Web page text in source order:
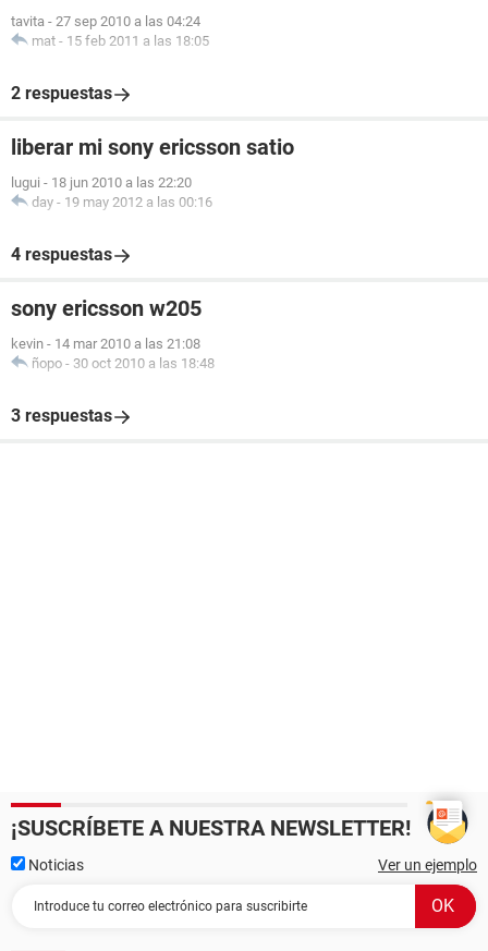
tavita - 27 sep 2010 a las 04:24
mat - 15 feb 2011 a las 18:05
2 respuestas
liberar mi sony ericsson satio
lugui - 18 jun 2010 a las 22:20
day - 19 may 2012 a las 00:16
4 respuestas
sony ericsson w205
kevin - 14 mar 2010 a las 21:08
ñopo - 30 oct 2010 a las 18:48
3 respuestas
¡SUSCRÍBETE A NUESTRA NEWSLETTER!
Noticias Ver un ejemplo